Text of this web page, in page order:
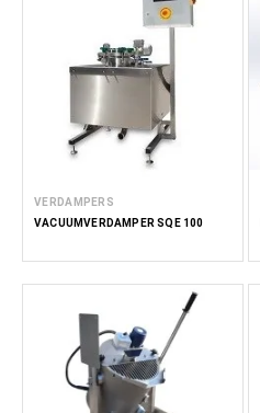
VERDAMPERS
VACUÜMVERDAMPER SQE 100